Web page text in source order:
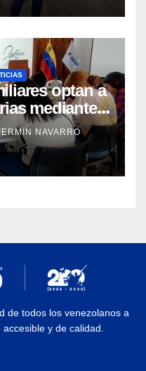
optan a
mediante
y la
NAVARRO
de todos los venezolanos a
y de calidad.